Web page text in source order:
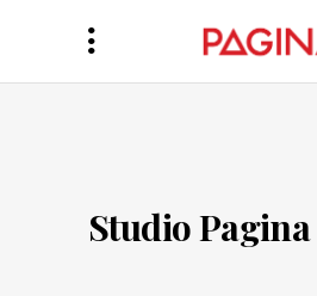
Studio Pagina